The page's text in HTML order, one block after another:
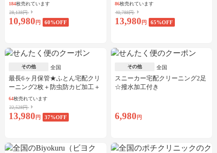
184枚売れています
28,138円
10,980 円 60%OFF
86枚売れています
40,788円
13,980 円 65%OFF
その他 全国
最長6ヶ月保管★ふとん宅配クリ
ーニング2枚＋防虫防カビ加工＋
しみ抜き
64枚売れています
22,528円
13,980 円 37%OFF
その他 全国
スニーカー宅配クリーニング2足
☆撥水加工付き
6,980 円